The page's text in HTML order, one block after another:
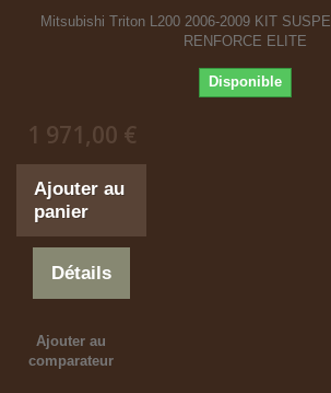
Mitsubishi Triton L200 2006-2009 KIT
RENFORCE ELITE
Disponible
1 971,00 €
Ajouter au
panier
Détails
Ajouter au
comparateur